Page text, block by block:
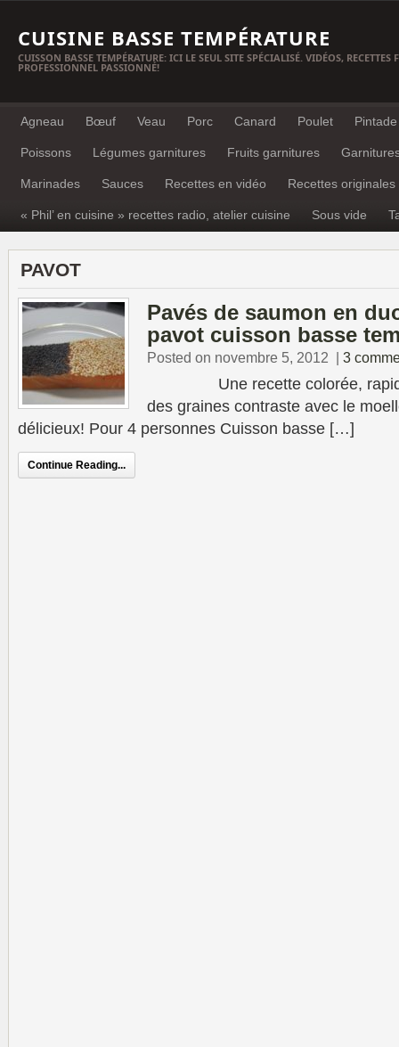
CUISINE BASSE TEMPÉRATURE
CUISSON BASSE TEMPÉRATURE: ICI LE SEUL SITE SPÉCIALISÉ. VIDÉOS, RECETTES
PROFESSIONNEL PASSIONNÉ!
Agneau Bœuf Veau Porc Canard Poulet Pintade
Poissons Légumes garnitures Fruits garnitures
Marinades Sauces Recettes en vidéo Recettes originales
« Phil’ en cuisine » recettes radio, atelier cuisine Sous vide
PAVOT
Pavés de saumon en
pavot cuisson basse
Posted on novembre 5, 2012 | 3
Une recette colorée, rapide
des graines contraste avec le
délicieux! Pour 4 personnes Cuisson basse […]
Continue Reading...